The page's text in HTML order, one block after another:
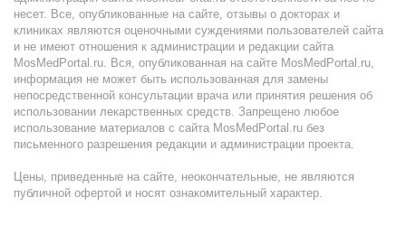
несет. Все, опубликованные на сайте, отзывы о докторах и
клиниках являются оценочными суждениями пользователей сайта
и не имеют отношения к администрации и редакции сайта
MosMedPortal.ru. Вся, опубликованная на сайте MosMedPortal.ru,
информация не может быть использованная для замены
непосредственной консультации врача или принятия решения об
использовании лекарственных средств. Запрещено любое
использование материалов с сайта MosMedPortal.ru без
письменного разрешения редакции и администрации проекта.
Цены, приведенные на сайте, неокончательные, не являются
публичной офертой и носят ознакомительный характер.